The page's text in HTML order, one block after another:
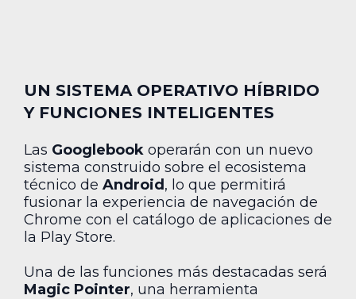
UN SISTEMA OPERATIVO HÍBRIDO
Y FUNCIONES INTELIGENTES
Las Googlebook operarán con un nuevo
sistema construido sobre el ecosistema
técnico de Android , lo que permitirá
fusionar la experiencia de navegación de
Chrome con el catálogo de aplicaciones de
la Play Store.
Una de las funciones más destacadas será
Magic Pointer, una herramienta